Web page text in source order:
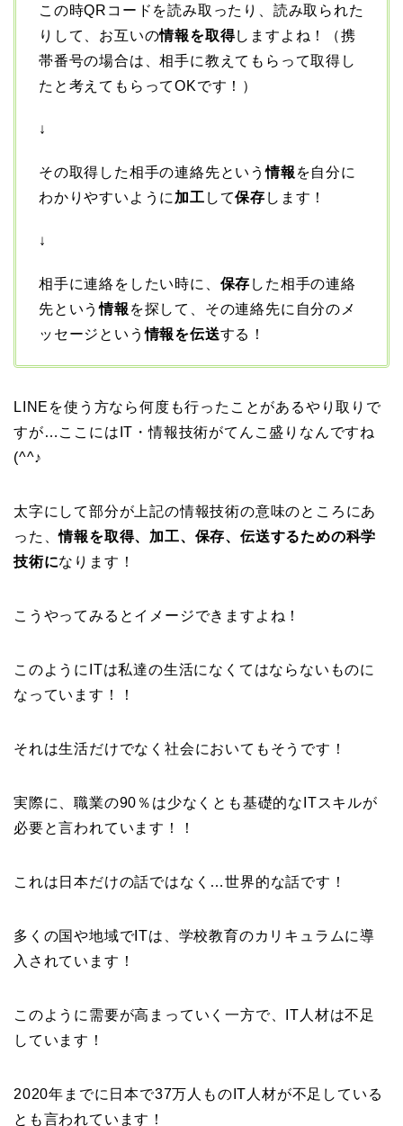
この時QRコードを読み取ったり、読み取られた
りして、お互いの情報を取得しますよね！（携
帯番号の場合は、相手に教えてもらって取得し
たと考えてもらってOKです！）
↓
その取得した相手の連絡先という情報 を自分に
わかりやすいように 加工 して保存 します！
↓
相手に連絡をしたい時に、 保存 した相手の連絡
先という情報 を探して、その連絡先に自分のメ
ッセージという情報を伝送する！
LINEを使う方なら何度も行ったことがあるやり取りで
すが…ここにはIT・情報技術がてんこ盛りなんですね
(^^♪
太字にして部分が上記の情報技術の意味のところにあ
った、情報を取得、加工、保存、伝送するための科学
技術になります！
こうやってみるとイメージできますよね！
このようにITは私達の生活になくてはならないものに
なっています！！
それは生活だけでなく社会においてもそうです！
実際に、職業の90％は少なくとも基礎的なITスキルが
必要と言われています！！
これは日本だけの話ではなく…世界的な話です！
多くの国や地域でITは、学校教育のカリキュラムに導
入されています！
このように需要が高まっていく一方で、IT人材は不足
しています！
2020年までに日本で37万人ものIT人材が不足している
とも言われています！